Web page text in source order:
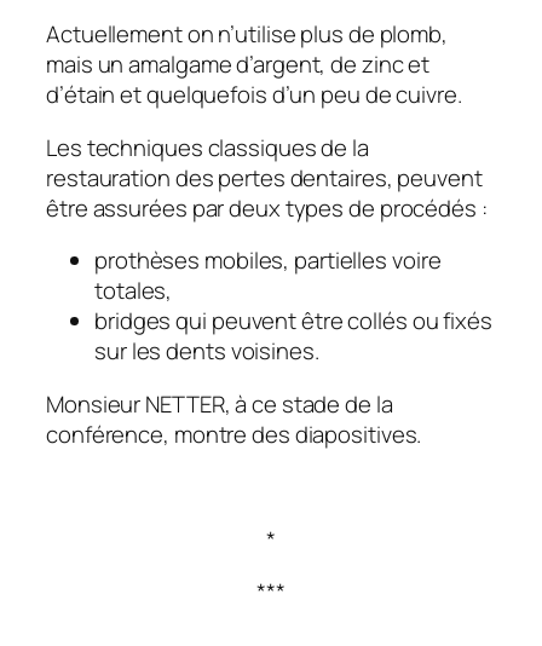
Actuellement on n’utilise plus de plomb,
mais un amalgame d’argent, de zinc et
d’étain et quelquefois d’un peu de cuivre.
Les techniques classiques de la
restauration des pertes dentaires, peuvent
être assurées par deux types de procédés :
prothèses mobiles, partielles voire
totales,
bridges qui peuvent être collés ou fixés
sur les dents voisines.
Monsieur NETTER, à ce stade de la
conférence, montre des diapositives.
*
***